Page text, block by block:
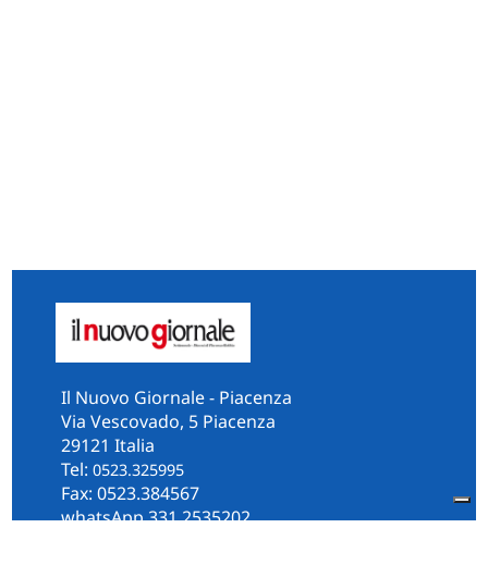
Il Nuovo Giornale - Piacenza
Via Vescovado, 5 Piacenza
29121 Italia
Tel: 0523.325995
Fax: 0523.384567
whatsApp 331.2535202